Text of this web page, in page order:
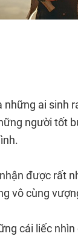
ai sinh
người tốt
được rất
vô cùng
cái liếc